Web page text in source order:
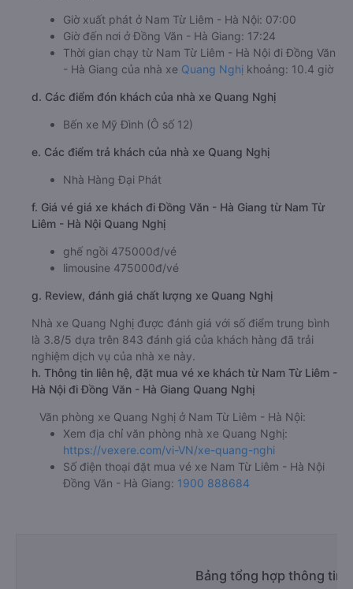
Giờ xuất phát ở Nam Từ Liêm - Hà Nội: 07:00
Giờ đến nơi ở Đồng Văn - Hà Giang: 17:24
Thời gian chạy từ Nam Từ Liêm - Hà Nội đi Đồng Văn
- Hà Giang của nhà xe Quang Nghị khoảng: 10.4 giờ
d. Các điểm đón khách của nhà xe Quang Nghị
Bến xe Mỹ Đình (Ô số 12)
e. Các điểm trả khách của nhà xe Quang Nghị
Nhà Hàng Đại Phát
f. Giá vé giá xe khách đi Đồng Văn - Hà Giang từ Nam Từ
Liêm - Hà Nội Quang Nghị
ghế ngồi 475000đ/vé
limousine 475000đ/vé
g. Review, đánh giá chất lượng xe Quang Nghị
Nhà xe Quang Nghị được đánh giá với số điểm trung bình
là 3.8/5 dựa trên 843 đánh giá của khách hàng đã trải
nghiệm dịch vụ của nhà xe này.
h. Thông tin liên hệ, đặt mua vé xe khách từ Nam Từ Liêm -
Hà Nội đi Đồng Văn - Hà Giang Quang Nghị
Văn phòng xe Quang Nghị ở Nam Từ Liêm - Hà Nội:
Xem địa chỉ văn phòng nhà xe Quang Nghị:
https://vexere.com/vi-VN/xe-quang-nghi
Số điện thoại đặt mua vé xe Nam Từ Liêm - Hà Nội
Đồng Văn - Hà Giang: 1900 888684
Bảng tổng hợp thông tin